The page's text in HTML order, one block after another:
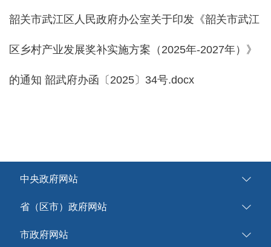
韶关市武江区人民政府办公室关于印发《韶关市武江
区乡村产业发展奖补实施方案（2025年-2027年）》
的通知 韶武府办函〔2025〕34号.docx
中央政府网站
省（区市）政府网站
市政府网站